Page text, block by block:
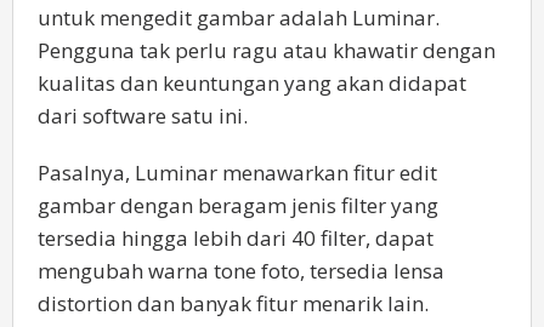
untuk mengedit gambar adalah Luminar.
Pengguna tak perlu ragu atau khawatir dengan
kualitas dan keuntungan yang akan didapat
dari software satu ini.
Pasalnya, Luminar menawarkan fitur edit
gambar dengan beragam jenis filter yang
tersedia hingga lebih dari 40 filter, dapat
mengubah warna tone foto, tersedia lensa
distortion dan banyak fitur menarik lain.